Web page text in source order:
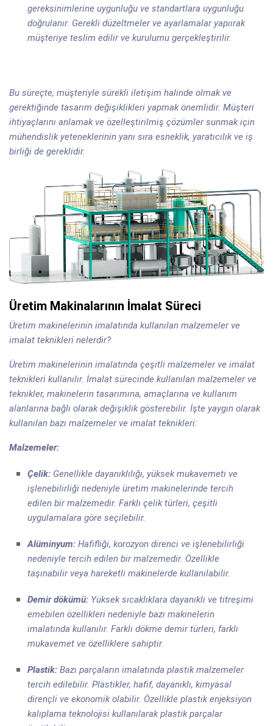
gereksinimlerine uygunluğu ve standartlara uygunluğu
doğrulanır. Gerekli düzeltmeler ve ayarlamalar yapıırak
müşteriye teslim edilir ve kurulumu gerçekleştirilir.
Bu süreçte, müşteriyle sürekli iletişim halinde olmak ve
gerektiğinde tasarım değişiklikleri yapmak önemlidir. Müşteri
ihtiyaçlarını anlamak ve özelleştirilmiş çözümler sunmak için
mühendislik yeteneklerinin yanı sıra esneklik, yaratıcılık ve iş
birliği de gereklidir.
Üretim Makinalarının İmalat Süreci
Üretim makinelerinin imalatında kullanılan malzemeler ve
imalat teknikleri nelerdir?
Üretim makinelerinin imalatında çeşitli malzemeler ve imalat
teknikleri kullanılır. İmalat sürecinde kullanılan malzemeler ve
teknikler, makinelerin tasarımına, amaçlarına ve kullanım
alanlarına bağlı olarak değişiklik gösterebilir. İşte yaygın olarak
kullanılan bazı malzemeler ve imalat teknikleri:
Malzemeler:
Çelik: Genellikle dayanıklılığı, yüksek mukavemeti ve
işlenebilirliği nedeniyle üretim makinelerinde tercih
edilen bir malzemedir. Farklı çelik türleri, çeşitli
uygulamalara göre seçilebilir.
Alüminyum: Hafifliği, korozyon direnci ve işlenebilirliği
nedeniyle tercih edilen bir malzemedir. Özellikle
taşınabilir veya hareketli makinelerde kullanılabilir.
Demir dökümü: Yüksek sıcaklıklara dayanıklı ve titreşimi
emebilen özellikleri nedeniyle bazı makinelerin
imalatında kullanılır. Farklı dökme demir türleri, farklı
mukavemet ve özelliklere sahiptir.
Plastik: Bazı parçaların imalatında plastik malzemeler
tercih edilebilir. Plastikler, hafif, dayanıklı, kimyasal
dirençli ve ekonomik olabilir. Özellikle plastik enjeksiyon
kalıplama teknolojisi kullanılarak plastik parçalar